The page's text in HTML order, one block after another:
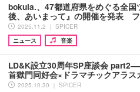
bokula.、47都道府県をめぐる全国
後、あいまって』の開催を発表
2025.11.2 ｜ SPICER
ニュース
音楽
LD&K設立30周年SP座談会
首獄門同好会×ドラマチックアラ
2025.10.30 ｜ SPICER